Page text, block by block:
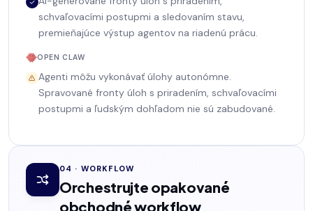
schvaľovacími postupmi a sledovaním stavu,
premieňajúce výstup agentov na riadenú prácu.
OPEN CLAW
Agenti môžu vykonávať úlohy autonómne.
Spravované fronty úloh s priradením, schvaľovacími
postupmi a ľudským dohľadom nie sú zabudované.
04 · WORKFLOW
Orchestrujte opakované
obchodné workflow